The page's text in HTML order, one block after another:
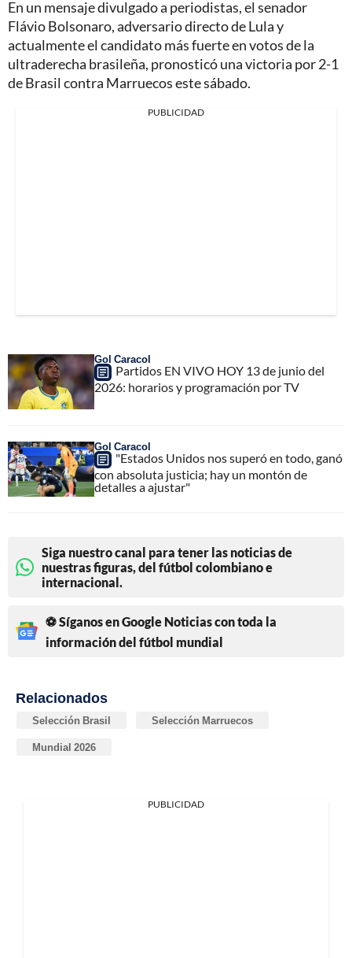
En un mensaje divulgado a periodistas, el senador
Flávio Bolsonaro, adversario directo de Lula y
actualmente el candidato más fuerte en votos de la
ultraderecha brasileña, pronosticó una victoria por 2-1
de Brasil contra Marruecos este sábado.
PUBLICIDAD
Gol Caracol
Partidos EN VIVO HOY 13 de junio del
2026: horarios y programación por TV
Gol Caracol
"Estados Unidos nos superó en todo, ganó
con absoluta justicia; hay un montón de
detalles a ajustar"
Siga nuestro canal para tener las noticias de
nuestras figuras, del fútbol colombiano e
internacional.
⚽ Síganos en Google Noticias con toda la
información del fútbol mundial
Relacionados
Selección Brasil Selección Marruecos
Mundial 2026
PUBLICIDAD